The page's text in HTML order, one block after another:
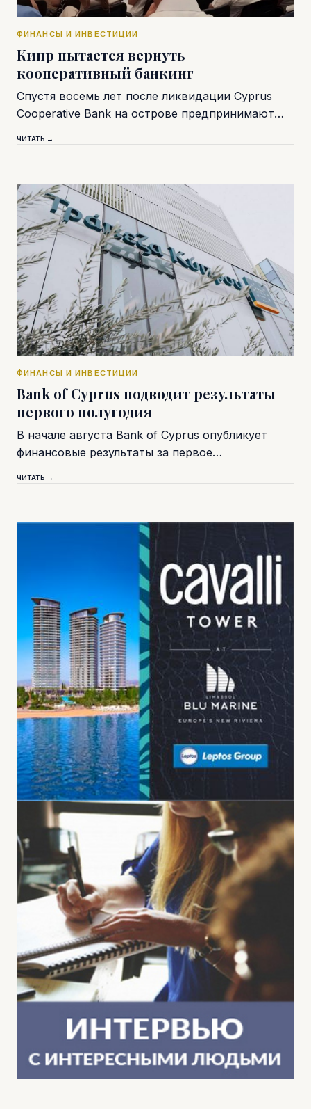
ФИНАНСЫ И ИНВЕСТИЦИИ
Кипр пытается вернуть
кооперативный банкинг
Спустя восемь лет после ликвидации Cyprus
Cooperative Bank на острове предпринимают…
ЧИТАТЬ →
ФИНАНСЫ И ИНВЕСТИЦИИ
Bank of Cyprus подводит результаты
первого полугодия
В начале августа Bank of Cyprus опубликует
финансовые результаты за первое…
ЧИТАТЬ →